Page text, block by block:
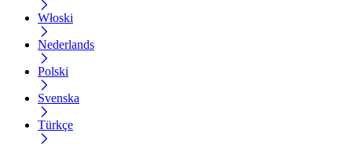
Włoski
Nederlands
Polski
Svenska
Türkçe